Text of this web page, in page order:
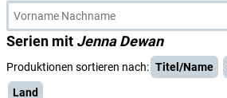
Serien mit Jenna Dewan
Produktionen sortieren nach: Titel/Name
Land